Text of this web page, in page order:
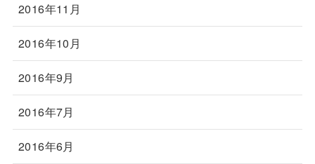
2016年11月
2016年10月
2016年9月
2016年7月
2016年6月